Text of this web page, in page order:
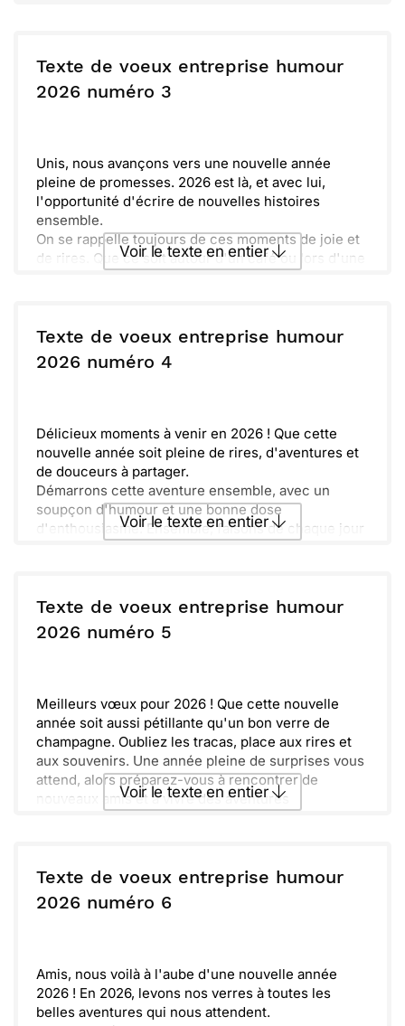
Texte de voeux entreprise humour
2026 numéro 3
Unis, nous avançons vers une nouvelle année
pleine de promesses. 2026 est là, et avec lui,
l'opportunité d'écrire de nouvelles histoires
ensemble.
On se rappelle toujours de ces moments de joie et
de rires. Que ce soit autour d'un café ou lors d'une
attentifs et profitons de chaque jour.
Ensemble, continuons à créer des souvenirs
mémorables. Meilleurs vœux pour une année
Voir le texte en entier
ou : Copier
Texte de voeux entreprise humour
2026 numéro 4
Délicieux moments à venir en 2026 ! Que cette
nouvelle année soit pleine de rires, d'aventures et
de douceurs à partager.
Démarrons cette aventure ensemble, avec un
soupçon d'humour et une bonne dose
d'enthousiasme. Ensemble, faisons de chaque jour
instant soit une occasion de sourire et de célébrer
la vie.
Déjà hâte de vivre tous ces instants mémorables en
Voir le texte en entier
ou : Copier
Texte de voeux entreprise humour
2026 numéro 5
Meilleurs vœux pour 2026 ! Que cette nouvelle
année soit aussi pétillante qu'un bon verre de
champagne. Oubliez les tracas, place aux rires et
aux souvenirs. Une année pleine de surprises vous
attend, alors préparez-vous à rencontrer de
nouveaux amis et à vivre des aventures
souvent les meilleurs, comme un câlin de votre
fidèle compagnon. Profitez-en, et que la joie vous
accompagne chaque jour. Dépensez votre énergie
Voir le texte en entier
ou : Copier
Texte de voeux entreprise humour
2026 numéro 6
Amis, nous voilà à l'aube d'une nouvelle année
2026 ! En 2026, levons nos verres à toutes les
belles aventures qui nous attendent.